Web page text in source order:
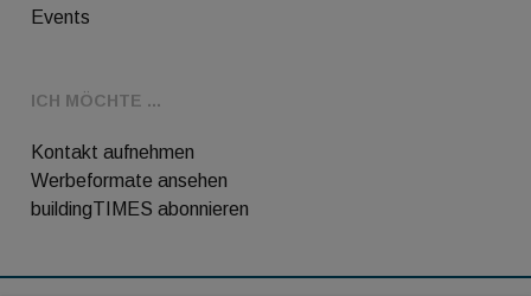
Events
ICH MÖCHTE ...
Kontakt aufnehmen
Werbeformate ansehen
buildingTIMES abonnieren